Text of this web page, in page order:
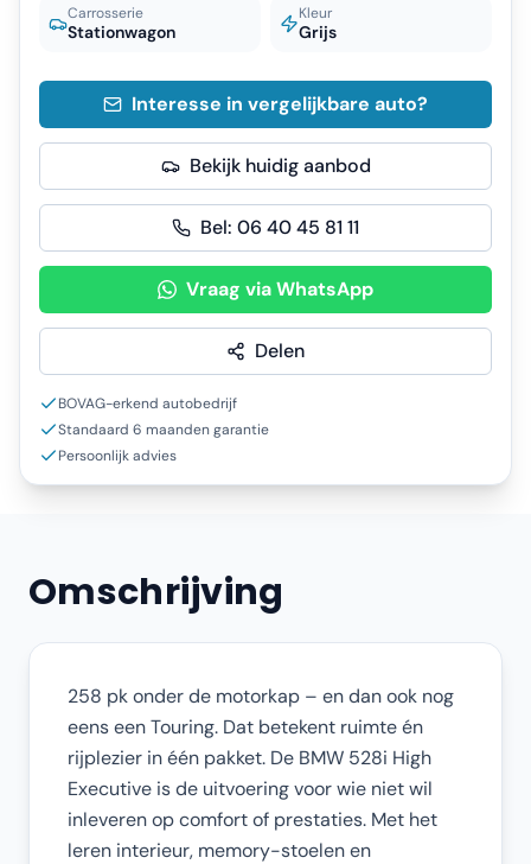
Carrosserie
Stationwagon
Kleur
Grijs
Interesse in vergelijkbare auto?
Bekijk huidig aanbod
Bel: 06 40 45 81 11
Vraag via WhatsApp
Delen
BOVAG-erkend autobedrijf
Standaard 6 maanden garantie
Persoonlijk advies
Omschrijving
258 pk onder de motorkap – en dan ook nog
eens een Touring. Dat betekent ruimte én
rijplezier in één pakket. De BMW 528i High
Executive is de uitvoering voor wie niet wil
inleveren op comfort of prestaties. Met het
leren interieur, memory-stoelen en